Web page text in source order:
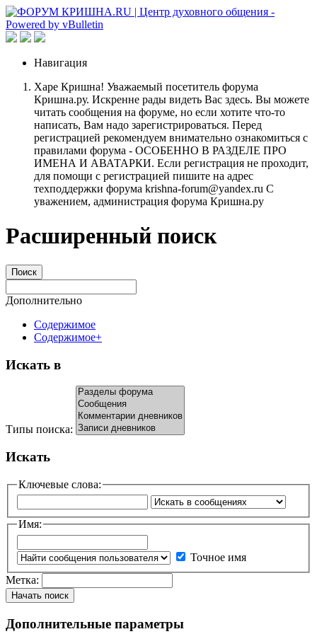
Навигация
Харе Кришна! Уважаемый посетитель форума
Кришна.ру. Искренне рады видеть Вас здесь. Вы можете
читать сообщения на форуме, но если хотите что-то
написать, Вам надо зарегистрироваться. Перед
регистрацией рекомендуем внимательно ознакомиться с
правилами форума - ОСОБЕННО В РАЗДЕЛЕ ПРО
ИМЕНА И АВАТАРКИ. Если регистрация не проходит,
для помощи с регистрацией пишите на адрес
техподдержки форума krishna-forum@yandex.ru С
уважением, администрация форума Кришна.ру
Расширенный поиск
Поиск
Дополнительно
Содержимое
Содержимое+
Искать в
Типы поиска:
Искать
Ключевые слова:
Имя:
Точное имя
Метка:
Начать поиск
Дополнительные параметры